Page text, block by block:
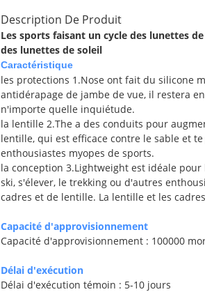
Description De Produit
Les sports faisant un cycle des lunettes
des lunettes de soleil
Caractéristique
les protections 1.Nose ont fait du silicone
antidérapage de jambe de vue, il restera
n'importe quelle inquiétude.
la lentille 2.The a des conduits pour
lentille, qui est efficace contre le sable et
enthousiastes myopes de sports.
la conception 3.Lightweight est idéale
ski, s'élever, le trekking ou d'autres
cadres et de lentille. La lentille et les
Capacité d'approvisionnement
Capacité d'approvisionnement : 100000
Délai d'exécution
Délai d'exécution témoin : 5-10 jours